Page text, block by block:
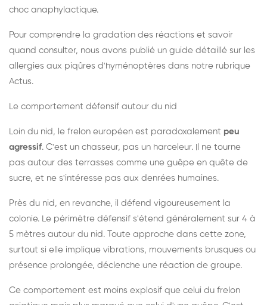
choc anaphylactique.
Pour comprendre la gradation des réactions et savoir
quand consulter, nous avons publié un guide détaillé sur les
allergies aux piqûres d'hyménoptères dans notre rubrique
Actus.
Le comportement défensif autour du nid
Loin du nid, le frelon européen est paradoxalement peu
agressif. C'est un chasseur, pas un harceleur. Il ne tourne
pas autour des terrasses comme une guêpe en quête de
sucre, et ne s'intéresse pas aux denrées humaines.
Près du nid, en revanche, il défend vigoureusement la
colonie. Le périmètre défensif s'étend généralement sur 4 à
5 mètres autour du nid. Toute approche dans cette zone,
surtout si elle implique vibrations, mouvements brusques ou
présence prolongée, déclenche une réaction de groupe.
Ce comportement est moins explosif que celui du frelon